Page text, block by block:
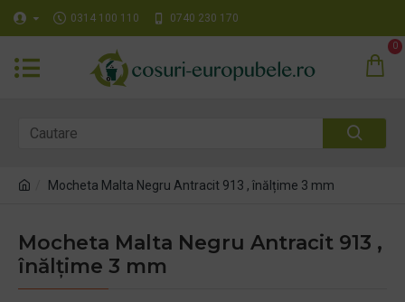
0314 100 110 0740 230 170
0
Mocheta Malta Negru Antracit 913 , înălțime 3 mm
Mocheta Malta Negru Antracit 913 ,
înălțime 3 mm